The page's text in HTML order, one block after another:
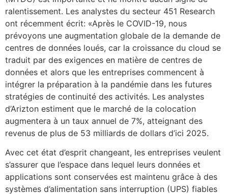
ralentissement. Les analystes du secteur 451 Research
ont récemment écrit: «Après le COVID-19, nous
prévoyons une augmentation globale de la demande de
centres de données loués, car la croissance du cloud se
traduit par des exigences en matière de centres de
données et alors que les entreprises commencent à
intégrer la préparation à la pandémie dans les futures
stratégies de continuité des activités. Les analystes
d’Arizton estiment que le marché de la colocation
augmentera à un taux annuel de 7%, atteignant des
revenus de plus de 53 milliards de dollars d’ici 2025.
Avec cet état d’esprit changeant, les entreprises veulent
s’assurer que l’espace dans lequel leurs données et
applications sont conservées est maintenu grâce à des
systèmes d’alimentation sans interruption (UPS) fiables